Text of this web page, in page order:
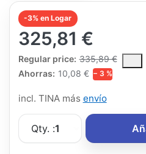
-3% en Logar
325,81 €
Regular price: 335,89 €
The Regular Price is the
Ahorras: 10,08 € − 3 %
incl. TINA más envío
Qty. :1